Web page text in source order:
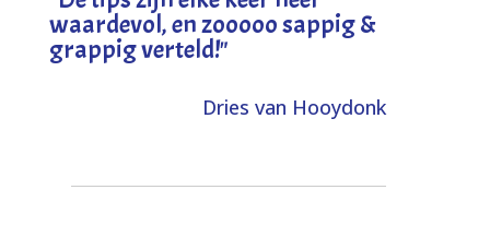
waardevol, en zooooo sappig &
grappig verteld!"
Dries van Hooydonk